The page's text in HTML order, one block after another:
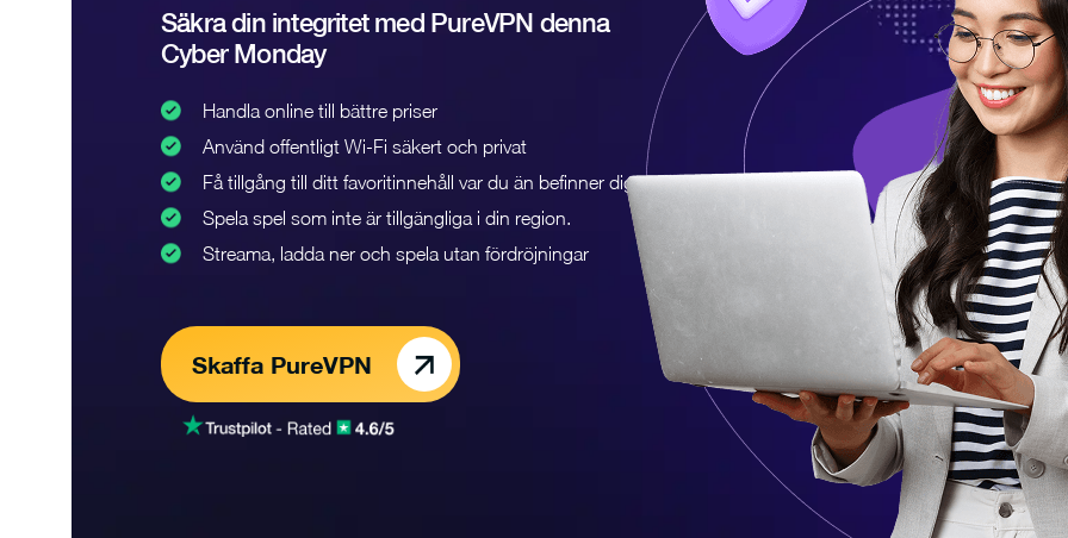
Säkra din integritet med PureVPN denna
Cyber Monday
Handla online till bättre priser
Använd offentligt Wi-Fi säkert och privat
Få tillgång till ditt favoritinnehåll var du än befinner dig
Spela spel som inte är tillgängliga i din region.
Streama, ladda ner och spela utan fördröjningar
Skaffa PureVPN